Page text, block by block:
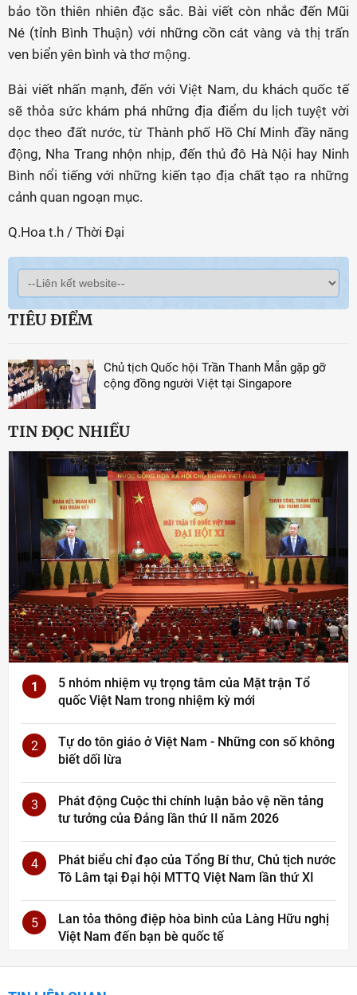
bảo tồn thiên nhiên đặc sắc. Bài viết còn nhắc đến Mũi
Né (tỉnh Bình Thuận) với những cồn cát vàng và thị trấn
ven biển yên bình và thơ mộng.
Bài viết nhấn mạnh, đến với Việt Nam, du khách quốc tế
sẽ thỏa sức khám phá những địa điểm du lịch tuyệt vời
dọc theo đất nước, từ Thành phố Hồ Chí Minh đầy năng
động, Nha Trang nhộn nhịp, đến thủ đô Hà Nội hay Ninh
Bình nổi tiếng với những kiến tạo địa chất tạo ra những
cảnh quan ngoạn mục.
Q.Hoa t.h / Thời Đại
TIÊU ĐIỂM
Chủ tịch Quốc hội Trần Thanh Mẫn gặp gỡ
cộng đồng người Việt tại Singapore
TIN ĐỌC NHIỀU
1
5 nhóm nhiệm vụ trọng tâm của Mặt trận Tổ
quốc Việt Nam trong nhiệm kỳ mới
2
Tự do tôn giáo ở Việt Nam - Những con số không
biết dối lừa
3
Phát động Cuộc thi chính luận bảo vệ nền tảng
tư tưởng của Đảng lần thứ II năm 2026
4
Phát biểu chỉ đạo của Tổng Bí thư, Chủ tịch nước
Tô Lâm tại Đại hội MTTQ Việt Nam lần thứ XI
5
Lan tỏa thông điệp hòa bình của Làng Hữu nghị
Việt Nam đến bạn bè quốc tế